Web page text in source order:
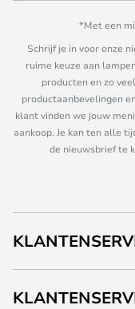
*Met een
Schrijf je in voor onze
ruime keuze aan
producten en zo
productaanbevelingen
klant vinden we jouw
aankoop. Je kan ten alle
de nieuwsbrief te